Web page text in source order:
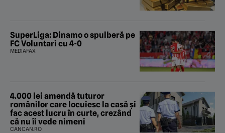
SuperLiga: Dinamo o spulberă pe
FC Voluntari cu 4-0
MEDIAFAX
4.000 lei amendă tuturor
românilor care locuiesc la casă și
fac acest lucru în curte, crezând
că nu îi vede nimeni
CANCAN.RO